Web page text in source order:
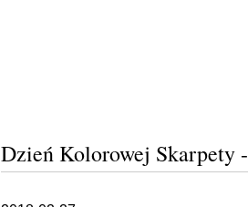
Dzień Kolorowej Skarpety